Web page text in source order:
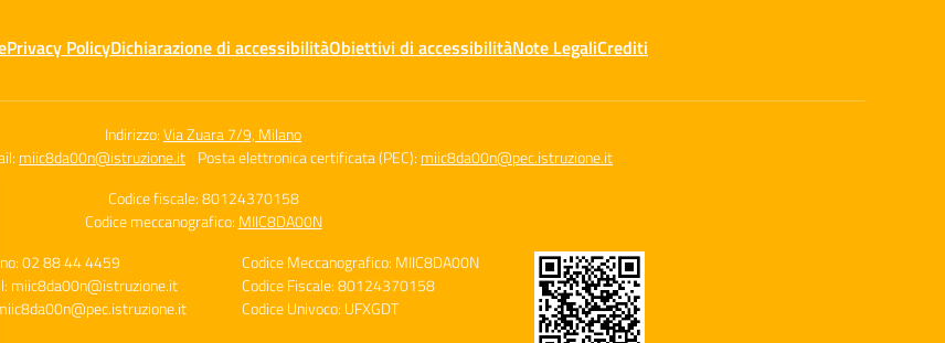
Privacy PolicyDichiarazione di accessibilitàObiettivi di accessibilitàNote LegaliCrediti
Indirizzo:Via Zuara 7/9, Milano
miic8da00n@istruzione.it Posta elettronica certificata (PEC): miic8da00n@pec.istruzione.it
Codice fiscale: 80124370158
Codice meccanografico: MIIC8DA00N
02 88 44 4459
miic8da00n@istruzione.it
miic8da00n@pec.istruzione.it
Codice Meccanografico: MIIC8DA00N
Codice Fiscale: 80124370158
Codice Univoco: UFXGDT